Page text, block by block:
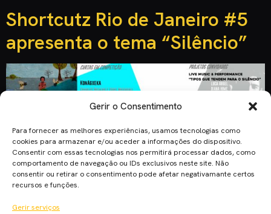
Gerir o Consentimento
Para fornecer as melhores experiências, usamos tecnologias como
cookies para armazenar e/ou aceder a informações do dispositivo.
Consentir com essas tecnologias nos permitirá processar dados, como
comportamento de navegação ou IDs exclusivos neste site. Não
consentir ou retirar o consentimento pode afetar negativamante certos
recursos e funções.
Gerir serviços
Shortcutz Rio de Janeiro #5
apresenta o tema “Silêncio”
Para os fãs do Cinema Pla’net no Rio de Janeiro, a 5ª edição